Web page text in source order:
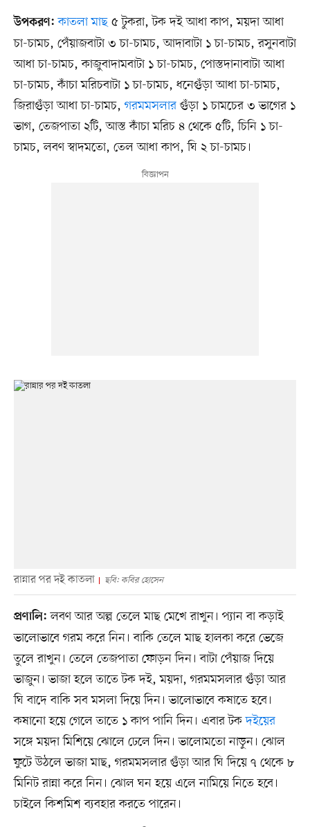
উপকরণ: কাতলা মাছ ৫ টুকরা, টক দই আধা কাপ, ময়দা আধা
চা-চামচ, পেঁয়াজবাটা ৩ চা-চামচ, আদাবাটা ১ চা-চামচ, রসুনবাটা
আধা চা-চামচ, কাজুবাদামবাটা ১ চা-চামচ, পোস্তদানাবাটা আধা
চা-চামচ, কাঁচা মরিচবাটা ১ চা-চামচ, ধনেগুঁড়া আধা চা-চামচ,
জিরাগুঁড়া আধা চা-চামচ, গরমমসলারগুঁড়া ১ চামচের ৩ ভাগের ১
ভাগ, তেজপাতা ২টি, আস্ত কাঁচা মরিচ ৪ থেকে ৫টি, চিনি ১ চা-
চামচ, লবণ স্বাদমতো, তেল আধা কাপ, ঘি ২ চা-চামচ।
রান্নার পর দই কাতলা ছবি: কবির হোসেন
প্রণালি: লবণ আর অল্প তেলে মাছ মেখে রাখুন। প্যান বা কড়াই
ভালোভাবে গরম করে নিন। বাকি তেলে মাছ হালকা করে ভেজে
তুলে রাখুন। তেলে তেজপাতা ফোড়ন দিন। বাটা পেঁয়াজ দিয়ে
ভাজুন। ভাজা হলে তাতে টক দই, ময়দা, গরমমসলার গুঁড়া আর
ঘি বাদে বাকি সব মসলা দিয়ে দিন। ভালোভাবে কষাতে হবে।
কষানো হয়ে গেলে তাতে ১ কাপ পানি দিন। এবার টকদইয়ের
সঙ্গে ময়দা মিশিয়ে ঝোলে ঢেলে দিন। ভালোমতো নাড়ুন। ঝোল
ফুটে উঠলে ভাজা মাছ, গরমমসলার গুঁড়া আর ঘি দিয়ে ৭ থেকে ৮
মিনিট রান্না করে নিন। ঝোল ঘন হয়ে এলে নামিয়ে নিতে হবে।
চাইলে কিশমিশ ব্যবহার করতে পারেন।